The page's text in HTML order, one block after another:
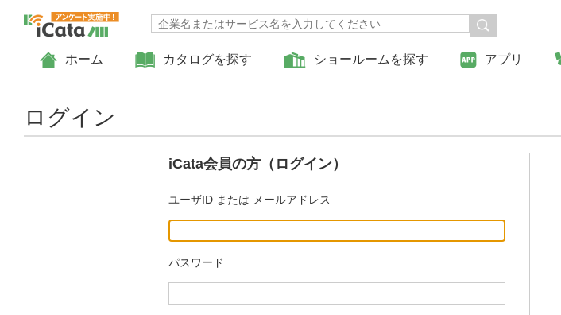
ホーム カタログを探す ショールームを探す アプリ
ログイン
iCata会員の方（ログイン）
ユーザID または メールアドレス
パスワード